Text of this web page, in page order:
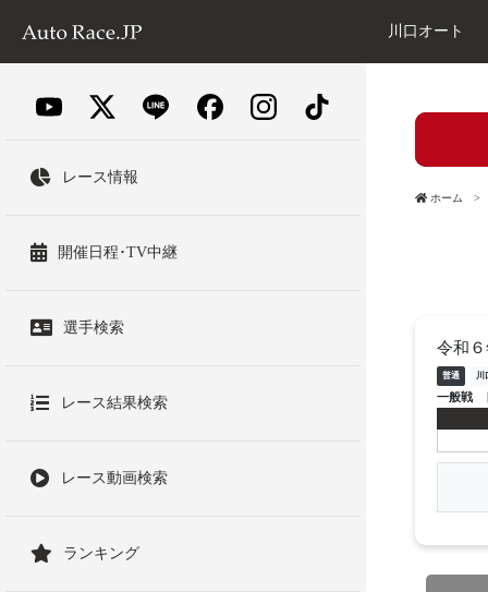
川口オート
レース情報
開催日程･TV中継
選手検索
レース結果検索
レース動画検索
ランキング
ホーム
令和
普通 川
一般戦